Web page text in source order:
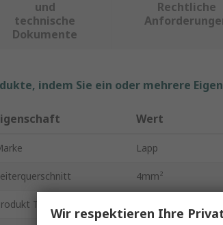
und
technische
Dokumente
Rechtliche
indem Sie ein oder mehrere
Wert
Lapp
4mm²
Typ
Wir respektieren Ihre